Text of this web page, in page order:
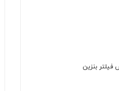
فیلتر بنزین